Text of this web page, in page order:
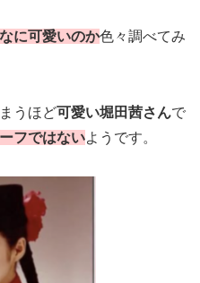
に可愛いのか色々調べてみ
うほど可愛い堀田茜さんで
フではないようです。